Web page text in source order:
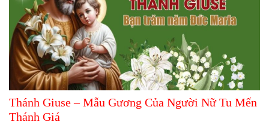
Thánh Giuse – Mẫu Gương Của Người Nữ Tu Mến
Thánh Giá